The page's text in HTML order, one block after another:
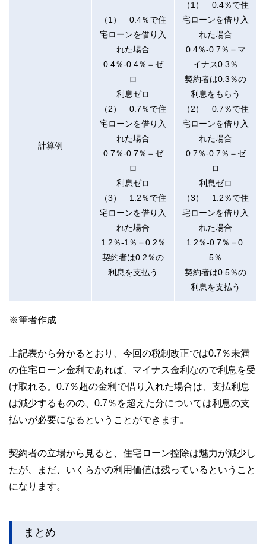
計算例
（1） 0.4％で住
宅ローンを借り入
れた場合
0.4％-0.4％＝ゼ
ロ
利息ゼロ
（2） 0.7％で住
宅ローンを借り入
れた場合
0.7％-0.7％＝ゼ
ロ
利息ゼロ
（3） 1.2％で住
宅ローンを借り入
れた場合
1.2％-1％＝0.2％
契約者は0.2％の
利息を支払う
（1） 0.4％で住
宅ローンを借り入
れた場合
0.4％-0.7％＝マ
イナス0.3％
契約者は0.3％の
利息をもらう
（2） 0.7％で住
宅ローンを借り入
れた場合
0.7％-0.7％＝ゼ
ロ
利息ゼロ
（3） 1.2％で住
宅ローンを借り入
れた場合
1.2％-0.7％＝0.
5％
契約者は0.5％の
利息を支払う
※筆者作成
上記表から分かるとおり、今回の税制改正では0.7％未満
の住宅ローン金利であれば、マイナス金利なので利息を受
け取れる。0.7％超の金利で借り入れた場合は、支払利息
は減少するものの、0.7％を超えた分については利息の支
払いが必要になるということができます。
契約者の立場から見ると、住宅ローン控除は魅力が減少し
たが、まだ、いくらかの利用価値は残っているということ
になります。
まとめ